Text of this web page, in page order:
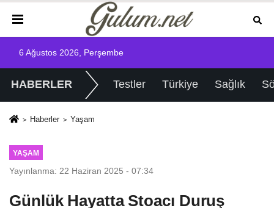
6 Ağustos 2026, Perşembe
HABERLER Testler Türkiye Sağlık
Haberler Yaşam
YAŞAM
Yayınlanma: 22 Haziran 2025 - 07:34
Günlük Hayatta Stoacı Duruş